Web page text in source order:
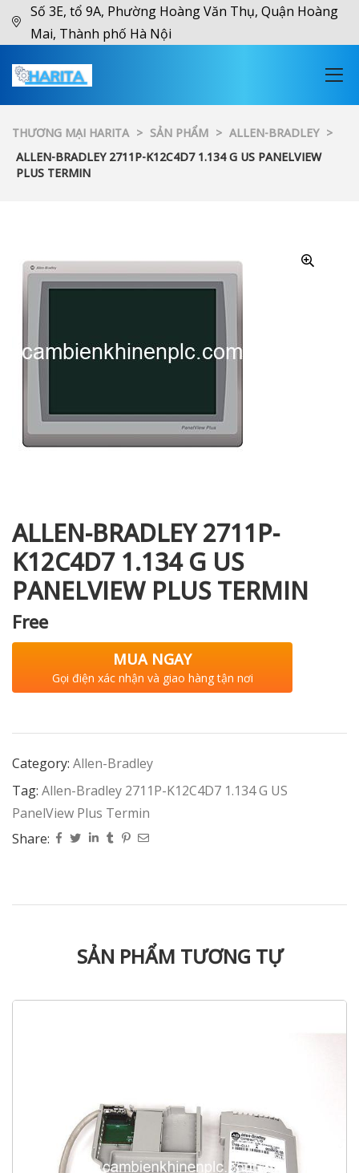
Số 3E, tổ 9A, Phường Hoàng Văn Thụ, Quận Hoàng
Mai, Thành phố Hà Nội
THƯƠNG MẠI HARITA > SẢN PHẨM > ALLEN-BRADLEY >
ALLEN-BRADLEY 2711P-K12C4D7 1.134 G US PANELVIEW
PLUS TERMIN
ALLEN-BRADLEY 2711P-
K12C4D7 1.134 G US
PANELVIEW PLUS TERMIN
Free
MUA NGAY
Gọi điện xác nhận và giao hàng tận nơi
Category: Allen-Bradley
Tag: Allen-Bradley 2711P-K12C4D7 1.134 G US
PanelView Plus Termin
Share:
SẢN PHẨM TƯƠNG TỰ
XNK